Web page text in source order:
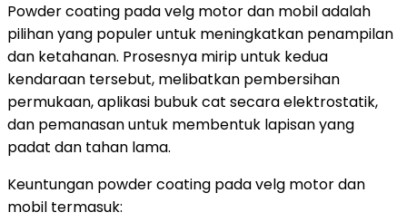
Powder coating pada velg motor dan mobil adalah
pilihan yang populer untuk meningkatkan penampilan
dan ketahanan. Prosesnya mirip untuk kedua
kendaraan tersebut, melibatkan pembersihan
permukaan, aplikasi bubuk cat secara elektrostatik,
dan pemanasan untuk membentuk lapisan yang
padat dan tahan lama.
Keuntungan powder coating pada velg motor dan
mobil termasuk: